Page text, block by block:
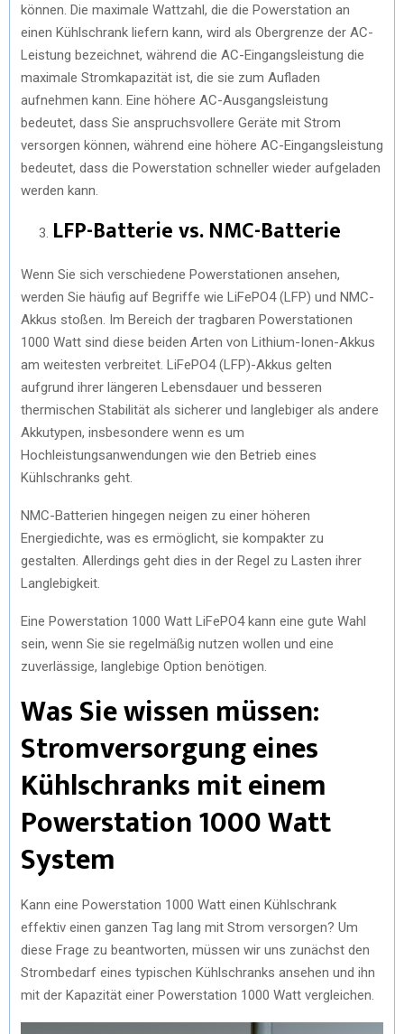
können. Die maximale Wattzahl, die die Powerstation an
einen Kühlschrank liefern kann, wird als Obergrenze der AC-
Leistung bezeichnet, während die AC-Eingangsleistung die
maximale Stromkapazität ist, die sie zum Aufladen
aufnehmen kann. Eine höhere AC-Ausgangsleistung
bedeutet, dass Sie anspruchsvollere Geräte mit Strom
versorgen können, während eine höhere AC-Eingangsleistung
bedeutet, dass die Powerstation schneller wieder aufgeladen
werden kann.
LFP-Batterie vs. NMC-Batterie
Wenn Sie sich verschiedene Powerstationen ansehen,
werden Sie häufig auf Begriffe wie LiFePO4 (LFP) und NMC-
Akkus stoßen. Im Bereich der tragbaren Powerstationen
1000 Watt sind diese beiden Arten von Lithium-Ionen-Akkus
am weitesten verbreitet. LiFePO4 (LFP)-Akkus gelten
aufgrund ihrer längeren Lebensdauer und besseren
thermischen Stabilität als sicherer und langlebiger als andere
Akkutypen, insbesondere wenn es um
Hochleistungsanwendungen wie den Betrieb eines
Kühlschranks geht.
NMC-Batterien hingegen neigen zu einer höheren
Energiedichte, was es ermöglicht, sie kompakter zu
gestalten. Allerdings geht dies in der Regel zu Lasten ihrer
Langlebigkeit.
Eine Powerstation 1000 Watt LiFePO4 kann eine gute Wahl
sein, wenn Sie sie regelmäßig nutzen wollen und eine
zuverlässige, langlebige Option benötigen.
Was Sie wissen müssen:
Stromversorgung eines
Kühlschranks mit einem
Powerstation 1000 Watt
System
Kann eine Powerstation 1000 Watt einen Kühlschrank
effektiv einen ganzen Tag lang mit Strom versorgen? Um
diese Frage zu beantworten, müssen wir uns zunächst den
Strombedarf eines typischen Kühlschranks ansehen und ihn
mit der Kapazität einer Powerstation 1000 Watt vergleichen.